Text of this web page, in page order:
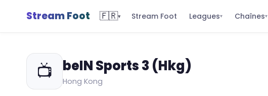
Stream Foot 🇫🇷▾ Stream Foot Leagues▾ Chaînes▾
📺 beIN Sports 3 (Hkg)
Hong Kong